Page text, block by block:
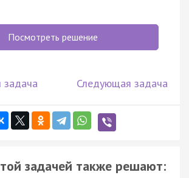
Посмотреть решение
Следующая задача
задачей также решают: